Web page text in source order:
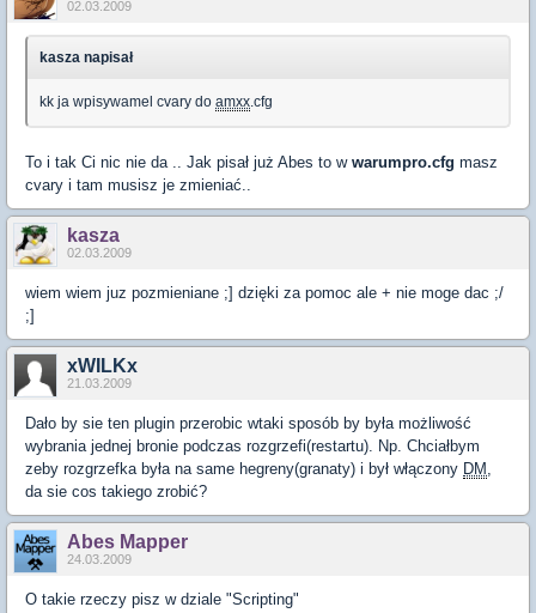
02.03.2009
kasza napisał
kk ja wpisywamel cvary do amxx .cfg
To i tak Ci nic nie da .. Jak pisał już Abes to w warumpro.cfg masz
cvary i tam musisz je zmieniać..
kasza
02.03.2009
wiem wiem juz pozmieniane ;] dzięki za pomoc ale + nie moge dac ;/
;]
xWILKx
21.03.2009
Dało by sie ten plugin przerobic wtaki sposób by była możliwość
wybrania jednej bronie podczas rozgrzefi(restartu). Np. Chciałbym
zeby rozgrzefka była na same hegreny(granaty) i był włączony DM
da sie cos takiego zrobić?
Abes Mapper
24.03.2009
O takie rzeczy pisz w dziale "Scripting"